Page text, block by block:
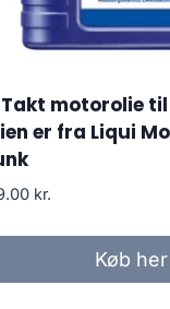
motorolie til
er fra Liqui
kr.
Køb her